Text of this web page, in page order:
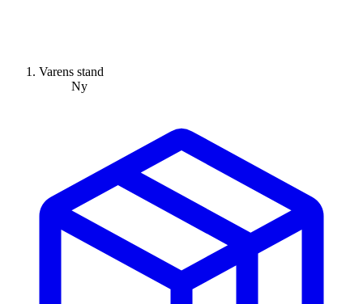
Varens stand
Ny